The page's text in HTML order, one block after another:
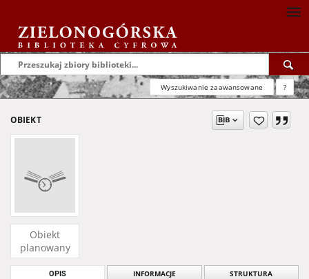
Wyszukiwanie zaawansowane ?
OBIEKT
Obiekt
planowany
OPIS INFORMACJE STRUKTURA